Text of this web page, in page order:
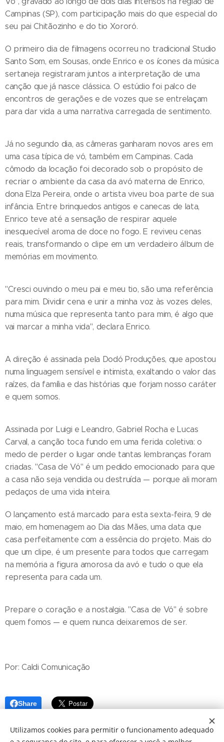
Campinas (SP), com participação mais do que especial do
seu pai Chitãozinho e do tio Xororó.
O primeiro dia de filmagens ocorreu no tradicional Studio
Santo Som, em Sousas, onde Enrico e os ícones da música
sertaneja registraram juntos a interpretação de uma
canção que já nasce clássica. O estúdio foi palco de
encontros de gerações e de vozes que se entrelaçam
para dar vida a uma narrativa carregada de sentimento.
Já no segundo dia, as câmeras ganharam novos ares em
uma casa típica de vó, também em Campinas. Cada
cômodo da locação foi decorado sob o propósito de
recriar o ambiente da casa da avó materna de Enrico,
dona Elza Pereira, onde o artista viveu boa parte de sua
infância. Entre brinquedos antigos e canecas de lata,
Enrico teve até a sensação de respirar aquele
inesquecível aroma de doce no fogo. E reviveu cenas
reais, transformando o clipe em um verdadeiro álbum de
memórias em movimento.
"Cresci ouvindo o meu pai e meu tio, são uma referência
para mim. Dividir cena e unir a minha voz às vozes deles,
numa música que representa tanto para mim, é algo que
vai marcar a minha vida", declara Enrico.
A direção é assinada pela Dodó Produções, que apostou
numa linguagem sensível e intimista, exaltando o valor das
raízes, da família e das histórias que forjam nosso caráter
e quem somos.
Assinada por Luigi e Leandro, Gabriel Rocha e Lucas
Carval, a canção toca fundo em uma ferida coletiva: o
medo de perder o lugar onde tantas lembranças foram
criadas. "Casa de Vó" é um pedido emocionado para que
a casa não seja vendida ou destruída — porque ali moram
pedaços de uma vida inteira.
O lançamento está marcado para esta sexta-feira, 9 de
maio, em homenagem ao Dia das Mães, uma data que
casa perfeitamente com a essência do projeto. Mais do
que um clipe, é um presente para todos que carregam
na memória a figura amorosa da avó e tudo o que ela
representa para cada um.
Prepare o coração e a nostalgia. "Casa de Vó" é sobre
quem fomos — e quem nunca deixaremos de ser.
Por: Caldi Comunicação
Share
Utilizamos cookies para permitir o funcionamento adequado